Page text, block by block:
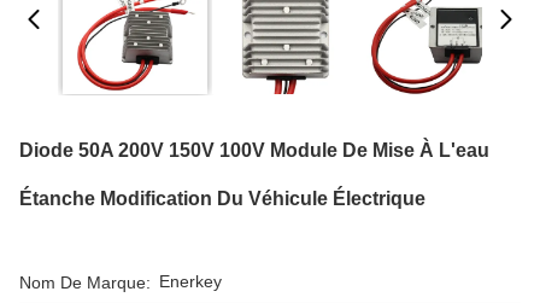
Diode 50A 200V 150V 100V Module De Mise À L'eau
Étanche Modification Du Véhicule Électrique
Nom De Marque: Enerkey